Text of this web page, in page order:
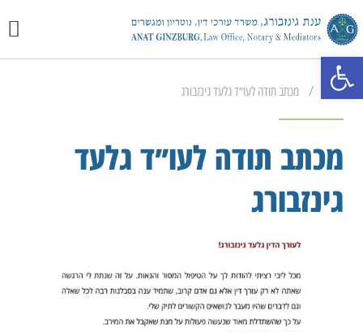
ראשי / מכתב תודה לעו״ד גלעד גינזבורג
מכתב תודה לעו״ד גלעד
גינזבורג
פתח סרגל נגישות